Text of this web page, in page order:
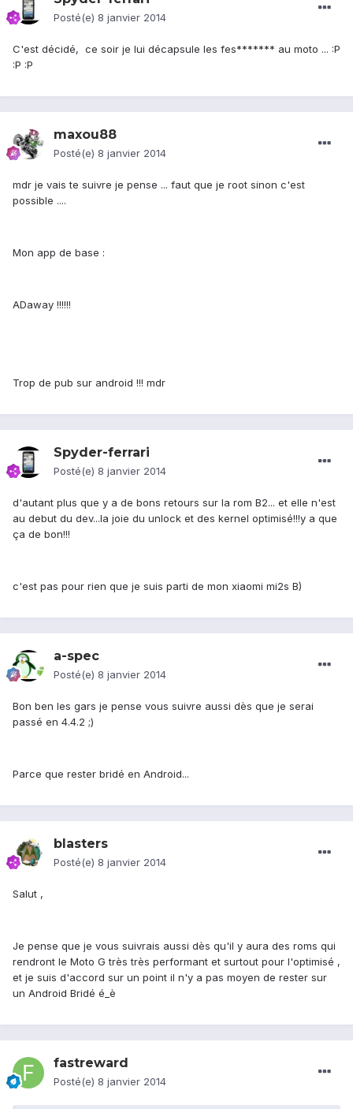
Posté(e) 8 janvier 2014
C'est décidé, ce soir je lui décapsule les fes******* au moto ... :P
:P :P
maxou88
Posté(e) 8 janvier 2014
mdr je vais te suivre je pense ... faut que je root sinon c'est
possible ....
Mon app de base :
ADaway !!!!!!
Trop de pub sur android !!! mdr
Spyder-ferrari
Posté(e) 8 janvier 2014
d'autant plus que y a de bons retours sur la rom B2... et elle n'est
au debut du dev...la joie du unlock et des kernel optimisé!!!y a que
ça de bon!!!
c'est pas pour rien que je suis parti de mon xiaomi mi2s B)
a-spec
Posté(e) 8 janvier 2014
Bon ben les gars je pense vous suivre aussi dès que je serai
passé en 4.4.2 ;)
Parce que rester bridé en Android...
blasters
Posté(e) 8 janvier 2014
Salut ,
Je pense que je vous suivrais aussi dès qu'il y aura des roms qui
rendront le Moto G très très performant et surtout pour l'optimisé ,
et je suis d'accord sur un point il n'y a pas moyen de rester sur
un Android Bridé é_è
fastreward
Posté(e) 8 janvier 2014